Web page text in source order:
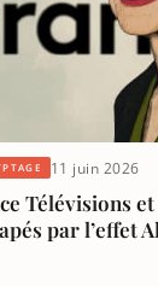
11 juin 2026
Télévisions
par l’effet